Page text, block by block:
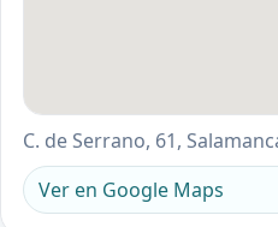
C. de Serrano, 61,
Ver en Google Maps